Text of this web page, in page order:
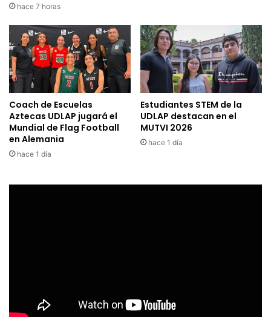
hace 7 horas
Coach de Escuelas
Aztecas UDLAP jugará el
Mundial de Flag Football
en Alemania
hace 1 día
Estudiantes STEM de la
UDLAP destacan en el
MUTVI 2026
hace 1 día